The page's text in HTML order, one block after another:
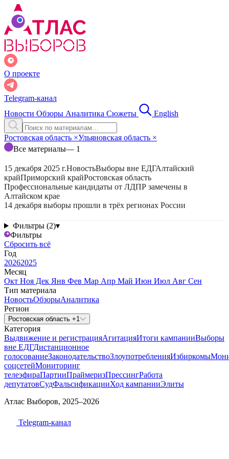
О проекте
Telegram-канал
Новости Обзоры Аналитика Сюжеты English
Ростовская область ×Ульяновская область ×
Все материалы— 1
15 декабря 2025 г.НовостьВыборы вне ЕДГАлтайский
крайПриморский крайРостовская область
Профессиональные кандидаты от ЛДПР замечены в
Алтайском крае
14 декабря выборы прошли в трёх регионах России
Фильтры (2)▾
Фильтры
Сбросить всё
Год
20262025
Месяц
Окт Ноя Дек Янв Фев Мар Апр Май Июн Июл Авг Сен
Тип материала
НовостьОбзорыАналитика
Регион
Ростовская область +1
Категория
Выдвижение и регистрацияАгитацияИтоги кампанииВыборы
вне ЕДГДистанционное
голосованиеЗаконодательствоЗлоупотребленияИзбиркомы
соцсетейМониторинг
телеэфираПартииПраймеризПрессингРабота
депутатовСудФальсификацииХод кампанииЭлиты
Атлас Выборов, 2025–2026
Telegram-канал